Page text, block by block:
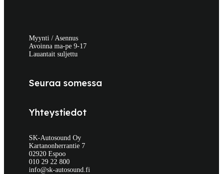
Myynti / Asennus
Avoinna ma-pe 9-17
Lauantait suljettu
Seuraa somessa
Yhteystiedot
SK-Autosound Oy
Kartanonherrantie 7
02920 Espoo
010 29 22 800
info@sk-autosound.fi